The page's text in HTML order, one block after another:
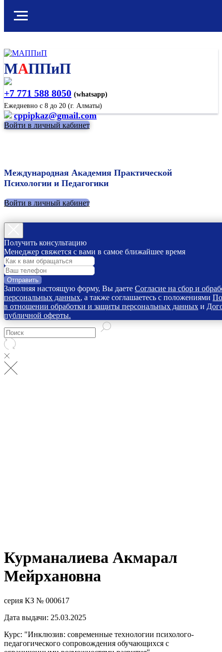
МАППиП
+7 771 588 8050 (whatsapp)
Ежедневно с 8 до 20 (г. Алматы)
cppipkaz@gmail.com
Войти в личный кабинет
Международная Академия Практической
Психологии и Педагогики
Войти в личный кабинет
Получить консультацию
Менеджер свяжется с вами в самое ближайшее время
Отправить
Заполняя настоящую форму, Вы даете Согласие на сбор и
персональных данных, а также соглашаетесь с положениями
в отношении обработки и защиты персональных данных и
публичной оферты.
Курманалиева Акмарал
Мейрхановна
серия КЗ № 000617
Дата выдачи: 25.03.2025
Курс: "Инклюзив: современные технологии психолого-
педагогического сопровождения обучающихся с